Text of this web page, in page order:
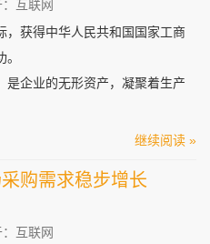
互联网
，获得中华人民共和国国家工商
是企业的无形资产，凝聚着生产
继续阅读 »
购需求稳步增长
互联网